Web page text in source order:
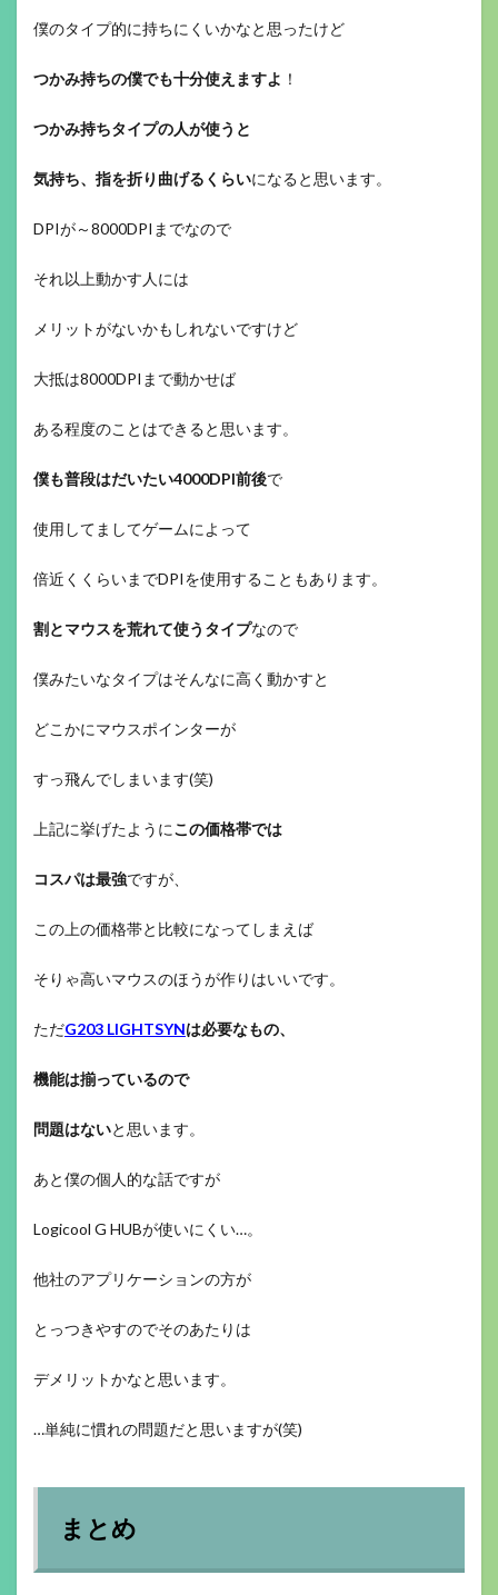
僕のタイプ的に持ちにくいかなと思ったけど
つかみ持ちの僕でも十分使えますよ ！
つかみ持ちタイプの人が使うと
気持ち、指を折り曲げるくらいになると思います。
DPIが～8000DPIまでなので
それ以上動かす人には
メリットがないかもしれないですけど
大抵は8000DPIまで動かせば
ある程度のことはできると思います。
僕も普段はだいたい4000DPI前後で
使用してましてゲームによって
倍近くくらいまでDPIを使用することもあります。
割とマウスを荒れて使うタイプなので
僕みたいなタイプはそんなに高く動かすと
どこかにマウスポインターが
すっ飛んでしまいます(笑)
上記に挙げたようにこの価格帯では
コスパは最強ですが、
この上の価格帯と比較になってしまえば
そりゃ高いマウスのほうが作りはいいです。
ただG203 LIGHTSYNは必要なもの、
機能は揃っているので
問題はないと思います。
あと僕の個人的な話ですが
Logicool G HUBが使いにくい…。
他社のアプリケーションの方が
とっつきやすのでそのあたりは
デメリットかなと思います。
…単純に慣れの問題だと思いますが(笑)
まとめ